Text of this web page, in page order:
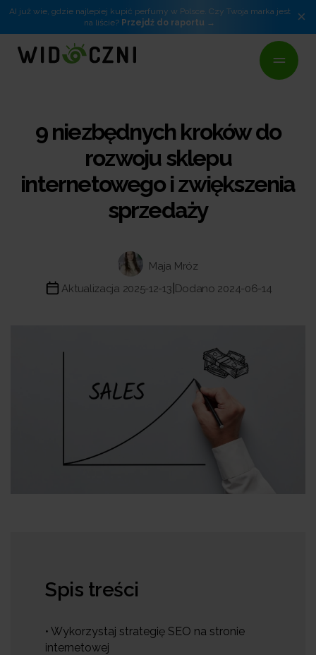
AI już wie, gdzie najlepiej kupić perfumy w Polsce. Czy Twoja marka jest
na liście? Przejdź do raportu ×
9 niezbędnych kroków do
rozwoju sklepu
internetowego i zwiększenia
sprzedaży
Maja Mróz
Aktualizacja 2025-12-13 Dodano 2024-06-14
Spis treści
• Wykorzystaj strategię SEO na stronie
internetowej